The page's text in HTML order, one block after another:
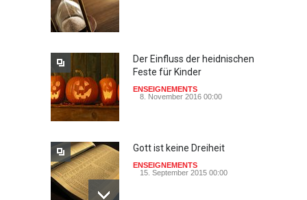
Der Einfluss der heidnischen
Feste für Kinder
ENSEIGNEMENTS
8. November 2016 00:00
Gott ist keine Dreiheit
ENSEIGNEMENTS
15. September 2015 00:00